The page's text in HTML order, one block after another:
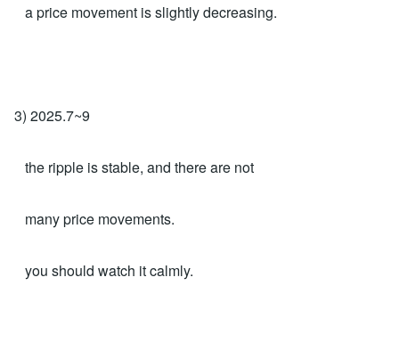
a price movement is slightly decreasing.
3) 2025.7~9
the ripple is stable, and there are not
many price movements.
you should watch it calmly.